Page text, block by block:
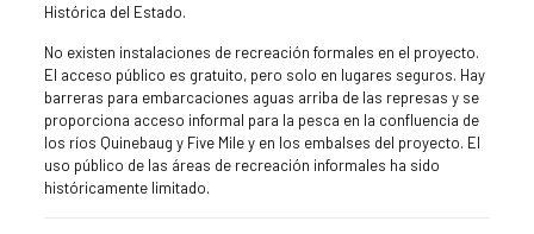
Histórica del Estado.
No existen instalaciones de recreación formales en el proyecto.
El acceso público es gratuito, pero solo en lugares seguros. Hay
barreras para embarcaciones aguas arriba de las represas y se
proporciona acceso informal para la pesca en la confluencia de
los ríos Quinebaug y Five Mile y en los embalses del proyecto. El
uso público de las áreas de recreación informales ha sido
históricamente limitado.